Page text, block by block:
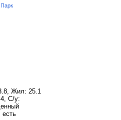
Жил: 25.1
С/у:
есть